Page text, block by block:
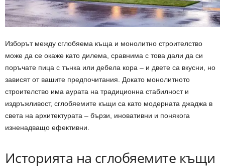
Изборът между сглобяема къща и монолитно строителство
може да се окаже като дилема, сравнима с това дали да си
поръчате пица с тънка или дебела кора – и двете са вкусни, но
зависят от вашите предпочитания. Докато монолитното
строителство има аурата на традиционна стабилност и
издръжливост, сглобяемите къщи са като модерната джаджа в
света на архитектурата – бързи, иновативни и понякога
изненадващо ефективни.
Историята на сглобяемите къщи